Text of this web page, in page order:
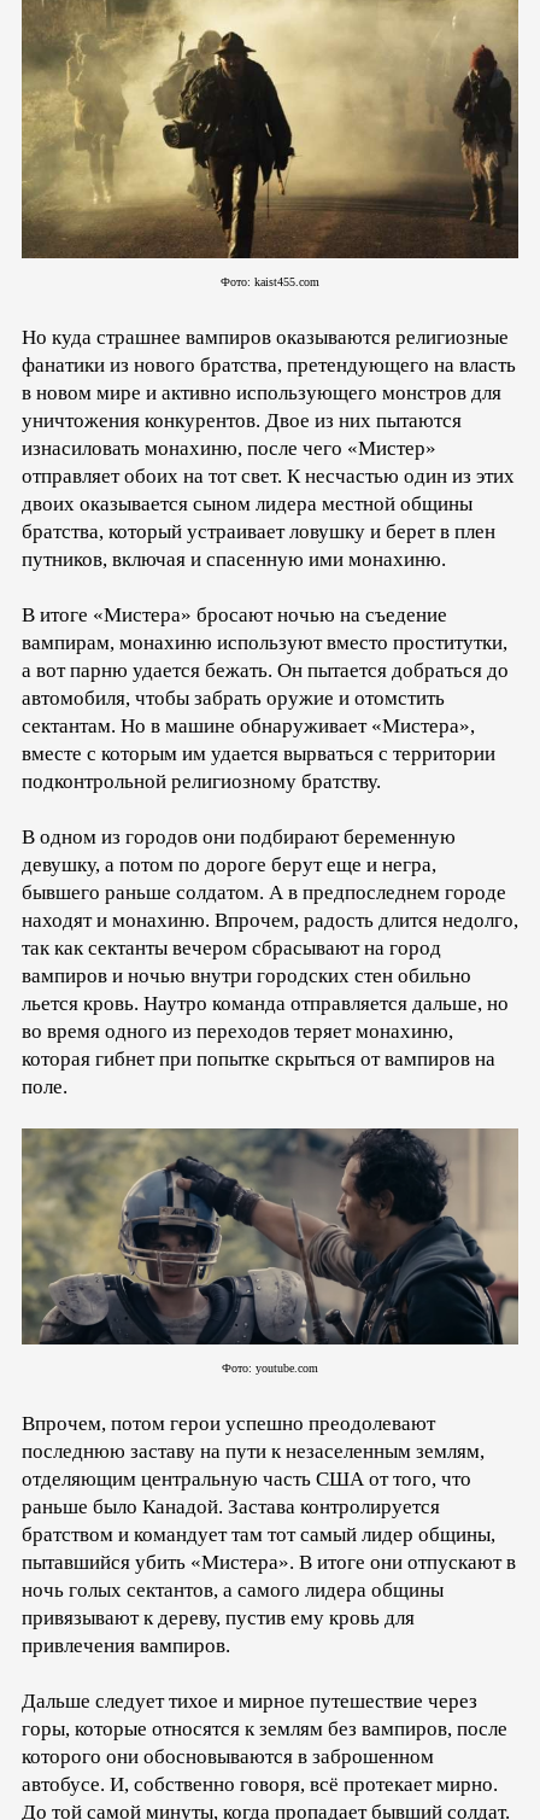
Фото: kaist455.com
Но куда страшнее вампиров оказываются религиозные
фанатики из нового братства, претендующего на власть
в новом мире и активно использующего монстров для
уничтожения конкурентов. Двое из них пытаются
изнасиловать монахиню, после чего «Мистер»
отправляет обоих на тот свет. К несчастью один из этих
двоих оказывается сыном лидера местной общины
братства, который устраивает ловушку и берет в плен
путников, включая и спасенную ими монахиню.
В итоге «Мистера» бросают ночью на съедение
вампирам, монахиню используют вместо проститутки,
а вот парню удается бежать. Он пытается добраться до
автомобиля, чтобы забрать оружие и отомстить
сектантам. Но в машине обнаруживает «Мистера»,
вместе с которым им удается вырваться с территории
подконтрольной религиозному братству.
В одном из городов они подбирают беременную
девушку, а потом по дороге берут еще и негра,
бывшего раньше солдатом. А в предпоследнем городе
находят и монахиню. Впрочем, радость длится недолго,
так как сектанты вечером сбрасывают на город
вампиров и ночью внутри городских стен обильно
льется кровь. Наутро команда отправляется дальше, но
во время одного из переходов теряет монахиню,
которая гибнет при попытке скрыться от вампиров на
поле.
Фото: youtube.com
Впрочем, потом герои успешно преодолевают
последнюю заставу на пути к незаселенным землям,
отделяющим центральную часть США от того, что
раньше было Канадой. Застава контролируется
братством и командует там тот самый лидер общины,
пытавшийся убить «Мистера». В итоге они отпускают в
ночь голых сектантов, а самого лидера общины
привязывают к дереву, пустив ему кровь для
привлечения вампиров.
Дальше следует тихое и мирное путешествие через
горы, которые относятся к землям без вампиров, после
которого они обосновываются в заброшенном
автобусе. И, собственно говоря, всё протекает мирно.
До той самой минуты, когда пропадает бывший солдат.